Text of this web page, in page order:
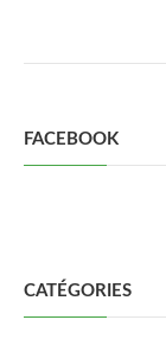
FACEBOOK
CATÉGORIES